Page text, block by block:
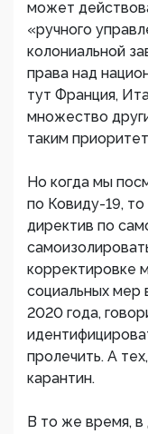
может
«ручного
колониальной
права над
тут Франция,
множество
таким
Но когда мы
по Ковиду-19,
директив по
корректировке
социальных мер
2020 года,
пролечить. А
карантин.
В то же время, в